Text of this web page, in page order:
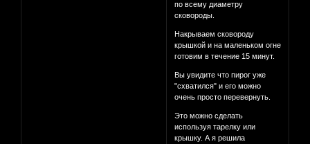
по всему диаметру
сковороды.
Накрываем сковороду
крышкой и на маленьком огне
готовим в течение 15 минут.
Вы увидите что пирог уже
"схватился" и его можно
очень просто перевернуть.
Это можно сделать
используя тарелку или
крышку. А я решила